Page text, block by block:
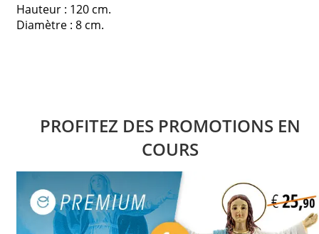
Hauteur : 120 cm.
Diamètre : 8 cm.
PROFITEZ DES PROMOTIONS EN
COURS